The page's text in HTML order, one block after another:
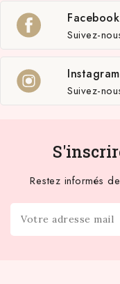
Facebook
Suivez-
Instagram
Suivez-
Restez informés